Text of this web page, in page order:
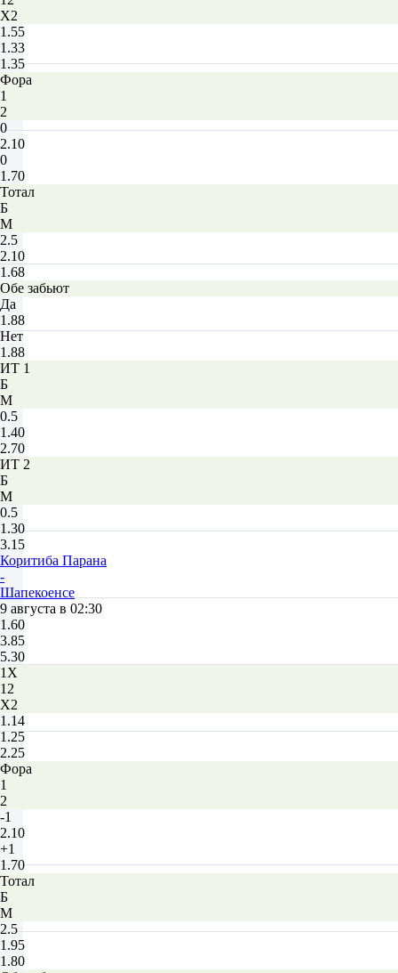
X2
1.55
1.33
1.35
Фора
1
2
0
2.10
0
1.70
Тотал
Б
М
2.5
2.10
1.68
Обе забьют
Да
1.88
Нет
1.88
ИТ 1
Б
М
0.5
1.40
2.70
ИТ 2
Б
М
0.5
1.30
3.15
Коритиба Парана
-
Шапекоенсе
9 августа в 02:30
1.60
3.85
5.30
1X
12
X2
1.14
1.25
2.25
Фора
1
2
-1
2.10
+1
1.70
Тотал
Б
М
2.5
1.95
1.80